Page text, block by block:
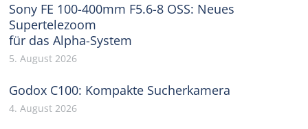
Sony FE 100-400mm F5.6-8 OSS: Neues
Supertelezoom
für das Alpha-System
5. August 2026
Godox C100: Kompakte Sucherkamera
4. August 2026